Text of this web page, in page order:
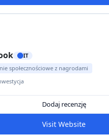
IT
społecznościowe z nagrodami
Dodaj recenzję
Visit Website